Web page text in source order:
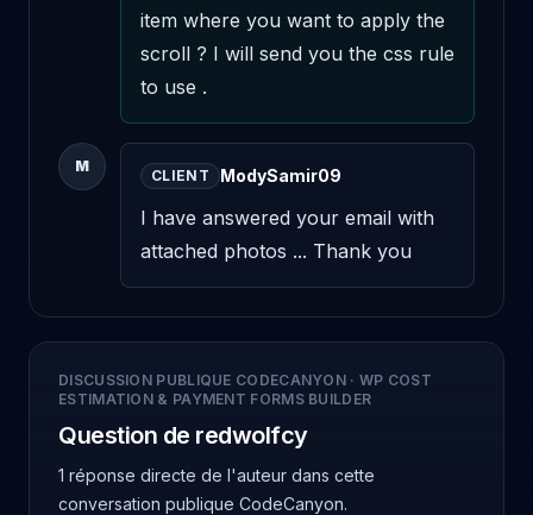
item where you want to apply the
scroll ? I will send you the css rule
to use .
M
CLIENT ModySamir09
I have answered your email with
attached photos ... Thank you
DISCUSSION PUBLIQUE CODECANYON · WP COST
ESTIMATION & PAYMENT FORMS BUILDER
Question de redwolfcy
1 réponse directe de l'auteur dans cette
conversation publique CodeCanyon.